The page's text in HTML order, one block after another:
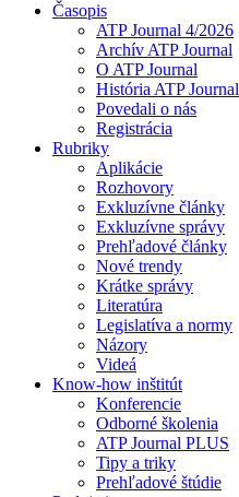
Časopis
ATP Journal 4/2026
Archív ATP Journal
O ATP Journal
História ATP Journal
Povedali o nás
Registrácia
Rubriky
Aplikácie
Rozhovory
Exkluzívne články
Exkluzívne správy
Prehľadové články
Nové trendy
Krátke správy
Literatúra
Legislatíva a normy
Názory
Videá
Know-how inštitút
Konferencie
Odborné školenia
ATP Journal PLUS
Tipy a triky
Prehľadové štúdie